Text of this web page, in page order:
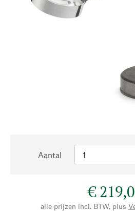
Aantal
€
alle prijzen incl. BTW, plus